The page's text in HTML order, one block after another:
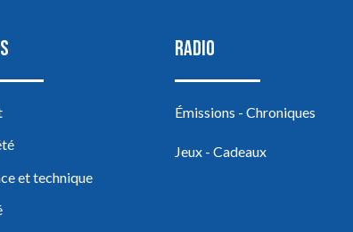
et technique
RADIO
Émissions - Chroniques
Jeux - Cadeaux